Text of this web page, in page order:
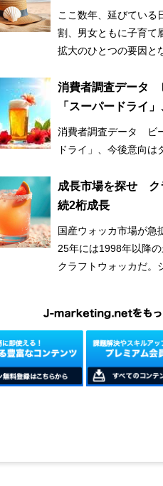
け止め市場
ここ数年、延びている
割、男女ともに子育て
拡大のひとつの要因と
消費者調査データ
「スーパードライ
消費者調査データ ビ
ドライ」、今後意向は
成長市場を探せ ク
続2桁成長
国産ウォッカ市場が急
25年には1998年以降
クラフトウォッカだ。